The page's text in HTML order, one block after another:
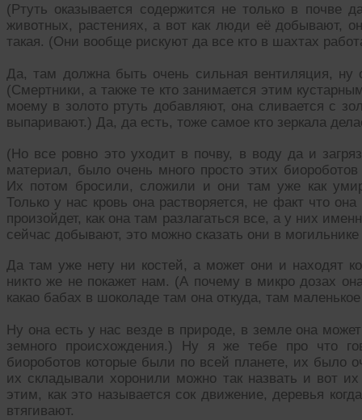
(Ртуть оказывается содержится не только в
животных, растениях, а вот как люди её добывают,
такая. (Они вообще рискуют да все кто в шахтах
Да, там должна быть очень сильная вентиляция, ну
(Смертники, а также те кто занимается этим
моему в золото ртуть добавляют, она сливается с
выпаривают.) Да, да есть, тоже самое кто зеркала
(Но все ровно это уходит в почву, в воду да и
материал, было очень много просто этих
Их потом бросили, сложили и они там уже как
Только у нас кровь она растворяется, не факт что
произойдет, как она там разлагаться все, а у них
сейчас добывают, это можно сказать они в
Да там уже нету ни костей, а может они и находят
никто же не покажет нам. (А почему в микро дозах
какао бабах в шоколаде там она откуда, там
Ну она есть у нас везде в природе, в земле она
земного происхождения.) Ну я же тебе про что
биороботов которые были по всей планете, их было
их складывали хоронили можно так назвать и вот
этим, как это называется сок движение, деревья
втягивают.